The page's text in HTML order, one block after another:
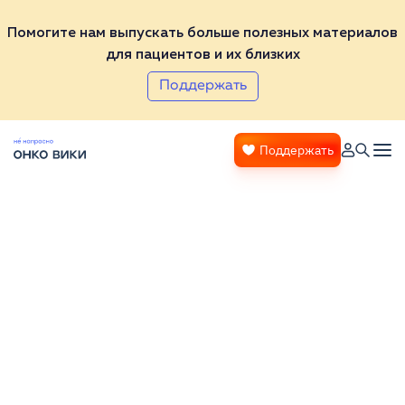
Помогите нам выпускать больше полезных материалов
для пациентов и их близких
Поддержать
Поддержать